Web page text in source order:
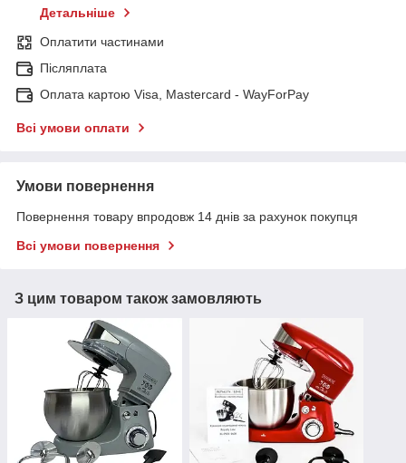
Детальніше
Оплатити частинами
Післяплата
Оплата картою Visa, Mastercard - WayForPay
Всі умови оплати
Умови повернення
Повернення товару впродовж 14 днів за рахунок покупця
Всі умови повернення
З цим товаром також замовляють